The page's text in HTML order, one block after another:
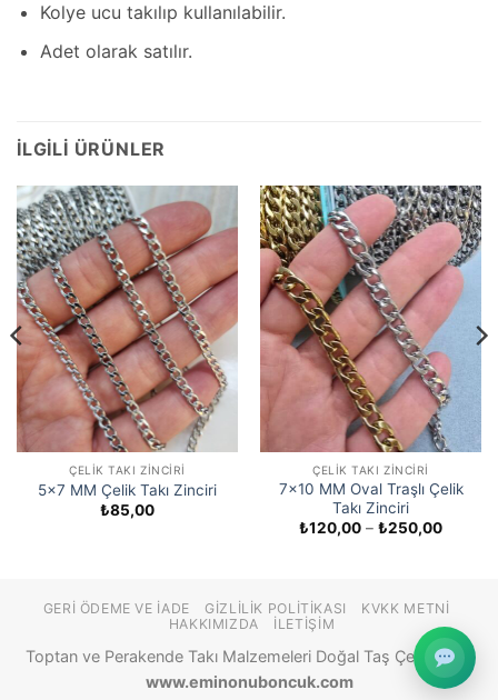
Kolye ucu takılıp kullanılabilir.
Adet olarak satılır.
İLGILI ÜRÜNLER
ÇELIK TAKI ZINCIRI
5×7 MM Çelik Takı Zinciri
₺85,00
ÇELIK TAKI ZINCIRI
7×10 MM Oval Traşlı Çelik
Takı Zinciri
₺120,00 – ₺250,00Fiyat
GERI ÖDEME VE İADE GIZLILIK POLITIKASI
KVKK METNI
HAKKIMIZDA
İLETIŞIM
Toptan ve Perakende Takı Malzemeleri Doğal Taş Çeşitleri ©
www.eminonuboncuk.com